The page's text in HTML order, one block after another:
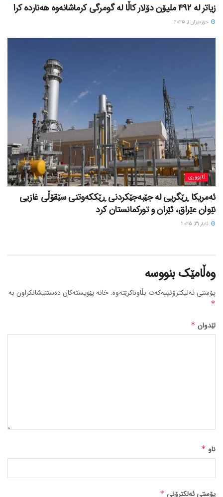
زیاتر لە ٤٩٢ ملیۆن دۆلار کاڵا لە گومرگی کرماشانەوە هەناردە کرا
حوزه‌یران 1, 2025
ئابووری
ئەمریکا ڕێگریی لە جێبەجێکردنی ڕێککەوتنی سێقۆڵی غازیی
نێوان عێراق، ئێران و تورکمانستان کرد
ئایار 31, 2025
وەڵامێک بنووسە
پۆستی ئەلیکترۆنییەکەت بڵاوناکرێتەوە. خانە پێویستەکان دەستنیشانکراون بە
*
لێدوان *
ناو *
پۆستی ئەلکترۆنی *